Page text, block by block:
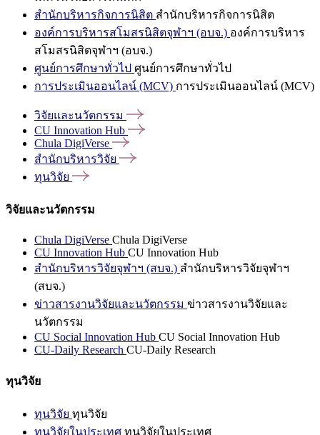
สำนักบริหารกิจการนิสิต สำนักบริหารกิจการนิสิต
องค์การบริหารสโมสรนิสิตจุฬาฯ (อบจ.) องค์การบริหาร
สโมสรนิสิตจุฬาฯ (อบจ.)
ศูนย์การศึกษาทั่วไป ศูนย์การศึกษาทั่วไป
การประเมินออนไลน์ (MCV) การประเมินออนไลน์ (MCV)
วิจัยและนวัตกรรม
CU Innovation Hub
Chula DigiVerse
สำนักบริหารวิจัย
ทุนวิจัย
วิจัยและนวัตกรรม
Chula DigiVerse Chula DigiVerse
CU Innovation Hub CU Innovation Hub
สำนักบริหารวิจัยจุฬาฯ (สบจ.) สำนักบริหารวิจัยจุฬาฯ
(สบจ.)
ข่าวสารงานวิจัยและนวัตกรรม ข่าวสารงานวิจัยและ
นวัตกรรม
CU Social Innovation Hub CU Social Innovation Hub
CU-Daily Research CU-Daily Research
ทุนวิจัย
ทุนวิจัย ทุนวิจัย
ทุนวิจัยในประเทศ ทุนวิจัยในประเทศ